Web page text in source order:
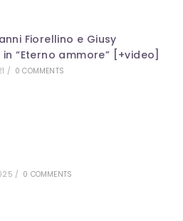
Fiorellino e Giusy
“Eterno ammore” [+video]
/ 0 COMMENTS
/ 0 COMMENTS